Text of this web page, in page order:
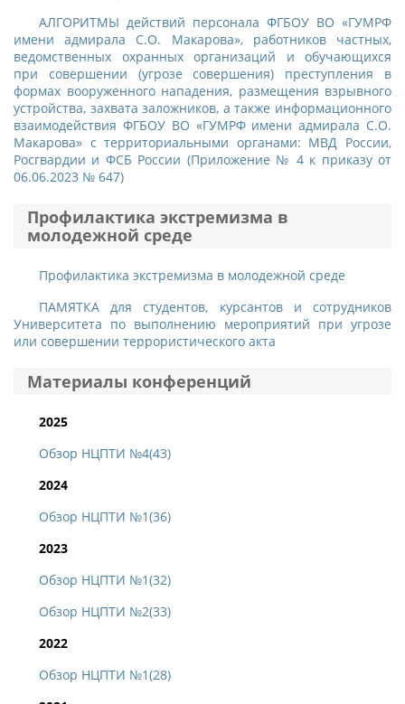
АЛГОРИТМЫ действий персонала ФГБОУ ВО «ГУМРФ
имени адмирала С.О. Макарова», работников частных,
ведомственных охранных организаций и обучающихся
при совершении (угрозе совершения) преступления в
формах вооруженного нападения, размещения взрывного
устройства, захвата заложников, а также информационного
взаимодействия ФГБОУ ВО «ГУМРФ имени адмирала С.О.
Макарова» с территориальными органами: МВД России,
Росгвардии и ФСБ России (Приложение № 4 к приказу от
06.06.2023 № 647)
Профилактика экстремизма в
молодежной среде
Профилактика экстремизма в молодежной среде
ПАМЯТКА для студентов, курсантов и сотрудников
Университета по выполнению мероприятий при угрозе
или совершении террористического акта
Материалы конференций
2025
Обзор НЦПТИ №4(43)
2024
Обзор НЦПТИ №1(36)
2023
Обзор НЦПТИ №1(32)
Обзор НЦПТИ №2(33)
2022
Обзор НЦПТИ №1(28)